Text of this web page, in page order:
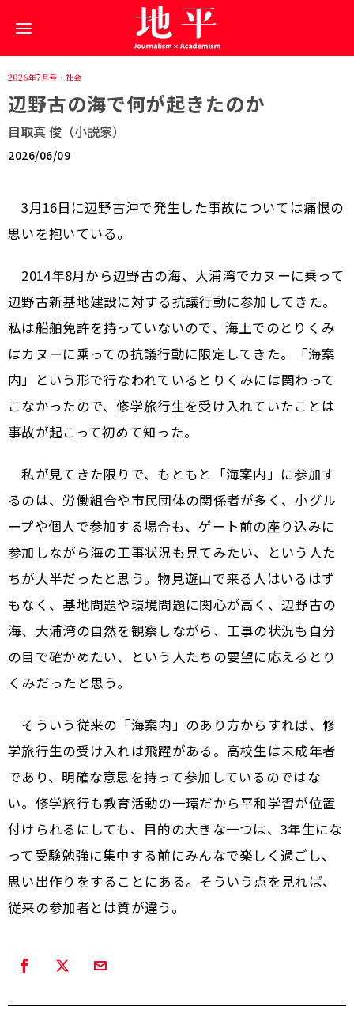
2026年7月号 · 社会
辺野古の海で何が起きたのか
目取真 俊（小説家）
2026/06/09
3月16日に辺野古沖で発生した事故については痛恨の
思いを抱いている。
2014年8月から辺野古の海、大浦湾でカヌーに乗って
辺野古新基地建設に対する抗議行動に参加してきた。
私は船舶免許を持っていないので、海上でのとりくみ
はカヌーに乗っての抗議行動に限定してきた。「海案
内」という形で行なわれているとりくみには関わって
こなかったので、修学旅行生を受け入れていたことは
事故が起こって初めて知った。
私が見てきた限りで、もともと「海案内」に参加す
るのは、労働組合や市民団体の関係者が多く、小グル
ープや個人で参加する場合も、ゲート前の座り込みに
参加しながら海の工事状況も見てみたい、という人た
ちが大半だったと思う。物見遊山で来る人はいるはず
もなく、基地問題や環境問題に関心が高く、辺野古の
海、大浦湾の自然を観察しながら、工事の状況も自分
の目で確かめたい、という人たちの要望に応えるとり
くみだったと思う。
そういう従来の「海案内」のあり方からすれば、修
学旅行生の受け入れは飛躍がある。高校生は未成年者
であり、明確な意思を持って参加しているのではな
い。修学旅行も教育活動の一環だから平和学習が位置
付けられるにしても、目的の大きな一つは、3年生にな
って受験勉強に集中する前にみんなで楽しく過ごし、
思い出作りをすることにある。そういう点を見れば、
従来の参加者とは質が違う。